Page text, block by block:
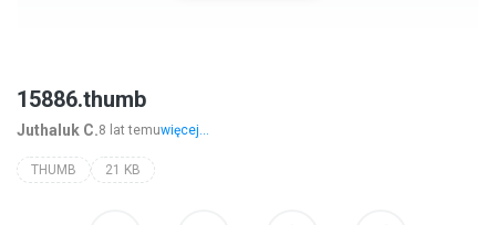
15886.thumb
Juthaluk C.8 lat temuwięcej...
THUMB 21 KB